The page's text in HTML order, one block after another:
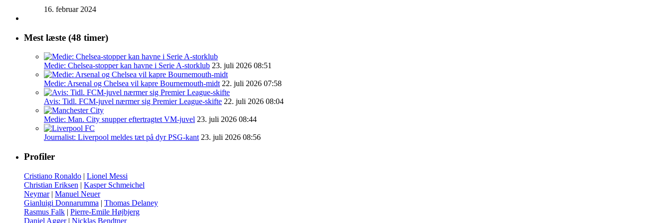
16. februar 2024
Mest læste (48 timer)
Medie: Chelsea-stopper kan havne i Serie A-storklub 23. juli 2026 08:51
Medie: Arsenal og Chelsea vil kapre Bournemouth-midt 22. juli 2026 07:58
Avis: Tidl. FCM-juvel nærmer sig Premier League-skifte 22. juli 2026 08:04
Medie: Man. City snupper eftertragtet VM-juvel 23. juli 2026 08:44
Journalist: Liverpool meldes tæt på dyr PSG-kant 23. juli 2026 08:56
Profiler
Cristiano Ronaldo | Lionel Messi
Christian Eriksen | Kasper Schmeichel
Neymar| Manuel Neuer
Gianluigi Donnarumma | Thomas Delaney
Rasmus Falk | Pierre-Emile Højbjerg
Daniel Agger| Nicklas Bendtner